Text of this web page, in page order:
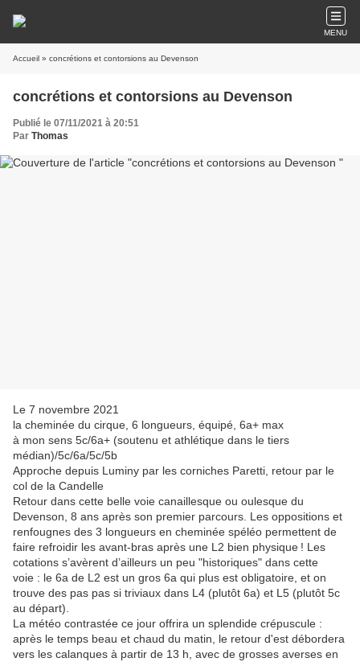
MENU
Accueil » concrétions et contorsions au Devenson
concrétions et contorsions au Devenson
Publié le 07/11/2021 à 20:51
Par Thomas
Le 7 novembre 2021
la cheminée du cirque, 6 longueurs, équipé, 6a+ max
à mon sens 5c/6a+ (soutenu et athlétique dans le tiers
médian)/5c/6a/5c/5b
Approche depuis Luminy par les corniches Paretti, retour par le
col de la Candelle
Retour dans cette belle voie canaillesque ou oulesque du
Devenson, 8 ans après son premier parcours. Les oppositions et
renfougnes des 3 longueurs en cheminée spéléo permettent de
faire refroidir les avant-bras après une L2 bien physique ! Les
cotations s’avèrent d’ailleurs un peu "historiques" dans cette
voie : le 6a de L2 est un gros 6a qui plus est obligatoire, et on
trouve des pas pas si triviaux dans L4 (plutôt 6a) et L5 (plutôt 5c
au départ).
La météo contrastée ce jour offrira un splendide crépuscule :
après le temps beau et chaud du matin, le retour d'est débordera
vers les calanques à partir de 13 h, avec de grosses averses en